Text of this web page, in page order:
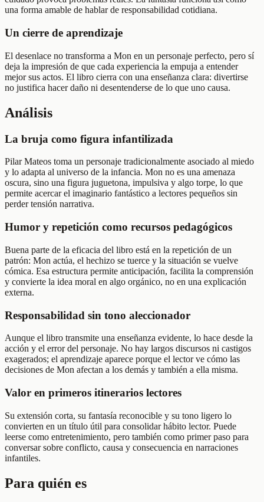
una forma amable de hablar de responsabilidad cotidiana.
Un cierre de aprendizaje
El desenlace no transforma a Mon en un personaje perfecto, pero sí
deja la impresión de que cada experiencia la empuja a entender
mejor sus actos. El libro cierra con una enseñanza clara: divertirse
no justifica hacer daño ni desentenderse de lo que uno causa.
Análisis
La bruja como figura infantilizada
Pilar Mateos toma un personaje tradicionalmente asociado al miedo
y lo adapta al universo de la infancia. Mon no es una amenaza
oscura, sino una figura juguetona, impulsiva y algo torpe, lo que
permite acercar el imaginario fantástico a lectores pequeños sin
perder tensión narrativa.
Humor y repetición como recursos pedagógicos
Buena parte de la eficacia del libro está en la repetición de un
patrón: Mon actúa, el hechizo se tuerce y la situación se vuelve
cómica. Esa estructura permite anticipación, facilita la comprensión
y convierte la idea moral en algo orgánico, no en una explicación
externa.
Responsabilidad sin tono aleccionador
Aunque el libro transmite una enseñanza evidente, lo hace desde la
acción y el error del personaje. No hay largos discursos ni castigos
exagerados; el aprendizaje aparece porque el lector ve cómo las
decisiones de Mon afectan a los demás y también a ella misma.
Valor en primeros itinerarios lectores
Su extensión corta, su fantasía reconocible y su tono ligero lo
convierten en un título útil para consolidar hábito lector. Puede
leerse como entretenimiento, pero también como primer paso para
conversar sobre conflicto, causa y consecuencia en narraciones
infantiles.
Para quién es